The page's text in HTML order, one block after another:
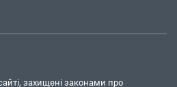
захищені законами про